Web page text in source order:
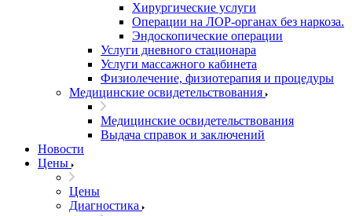
Хирургические услуги
Операции на ЛОР-органах без наркоза.
Эндоскопические операции
Услуги дневного стационара
Услуги массажного кабинета
Физиолечение, физиотерапия и процедуры
Медицинские освидетельствования
Медицинские освидетельствования
Выдача справок и заключений
Новости
Цены
Цены
Диагностика